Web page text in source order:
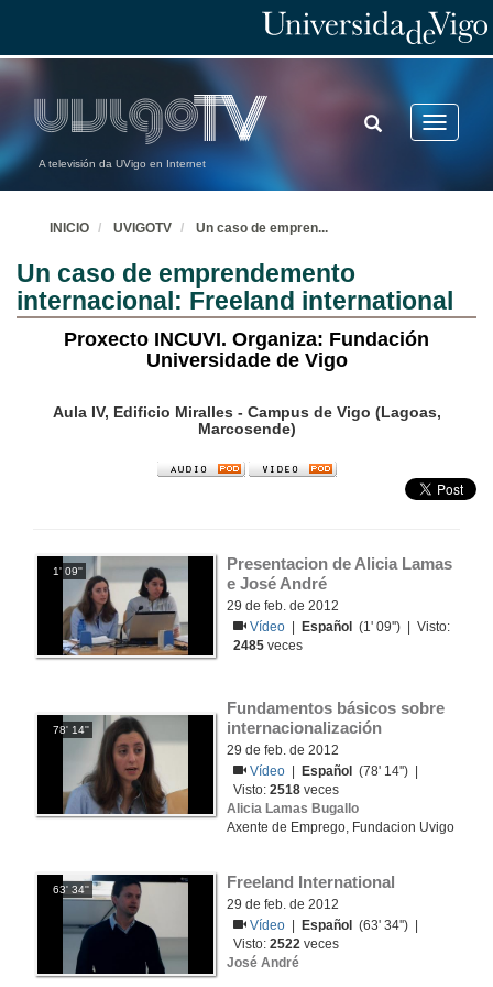
A televisión da UVigo en Internet
Toggle
TOGGLE
SEARCH
INICIO UVIGOTV Un caso de empren...
Un caso de emprendemento
internacional: Freeland international
Proxecto INCUVI. Organiza: Fundación
Universidade de Vigo
Aula IV, Edificio Miralles - Campus de Vigo (Lagoas,
Marcosende)
1' 09''
Presentacion de Alicia Lamas
e José André
29 de feb. de 2012
Vídeo
Español
(1' 09'') | Visto:
2485 veces
78' 14''
Fundamentos básicos sobre
internacionalización
29 de feb. de 2012
Vídeo
Español
(78' 14'') |
Visto:2518 veces
Alicia Lamas Bugallo
Axente de Emprego, Fundacion Uvigo
63' 34'' Freeland International
29 de feb. de 2012
Vídeo
Español
(63' 34'') |
Visto:2522 veces
José André